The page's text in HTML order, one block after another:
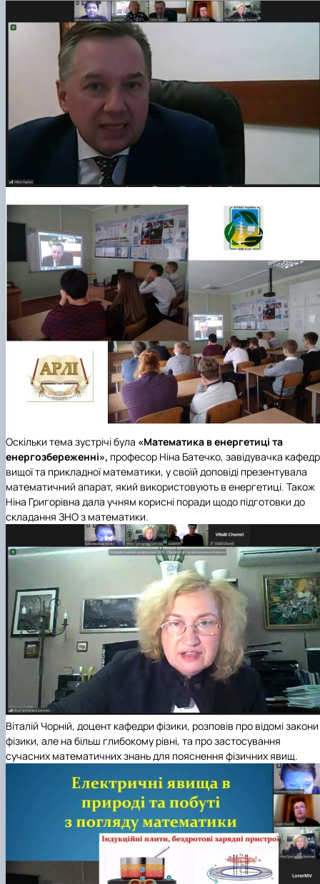
Оскільки тема зустрічі була «Математика в енергетиці та
енергозбереженні», професор Ніна Батечко, завідувачка
вищої та прикладної математики, у своїй доповіді презентувала
математичний апарат, який використовують в енергетиці. Також
Ніна Григорівна дала учням корисні поради щодо підготовки до
складання ЗНО з математики.
Віталій Чорній, доцент кафедри фізики, розповів про відомі закони
фізики, але на більш глибокому рівні, та про застосування
сучасних математичних знань для пояснення фізичних явищ.